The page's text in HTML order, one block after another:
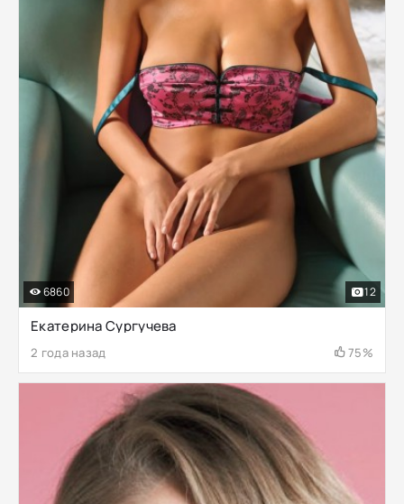
Екатерина Сургучева
2 года назад 75%
6860 12